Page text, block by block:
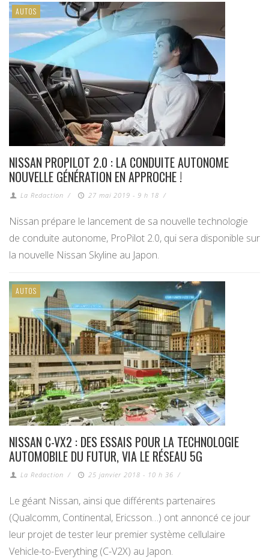
AUTOS
NISSAN PROPILOT 2.0 : LA CONDUITE AUTONOME
NOUVELLE GÉNÉRATION EN APPROCHE !
La Redaction / 27 mai 2019 - 9 h 18 /
Nissan prépare le lancement de sa nouvelle technologie
de conduite autonome, ProPilot 2.0, qui sera disponible sur
la nouvelle Nissan Skyline au Japon.
AUTOS
NISSAN C-VX2 : DES ESSAIS POUR LA TECHNOLOGIE
AUTOMOBILE DU FUTUR, VIA LE RÉSEAU 5G
La Redaction / 25 janvier 2018 - 10 h 36 /
Le géant Nissan, ainsi que différents partenaires
(Qualcomm, Continental, Ericsson…) ont annoncé ce jour
leur projet de tester leur premier système cellulaire
Vehicle-to-Everything (C-V2X) au Japon.